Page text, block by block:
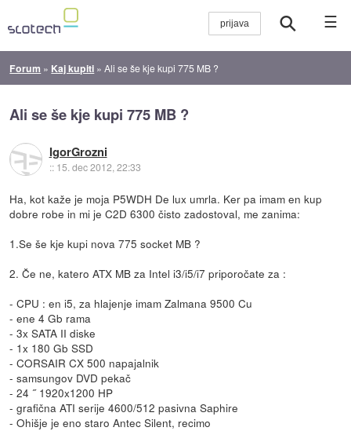
☰
Forum » Kaj kupiti »Ali se še kje kupi 775 MB ?
Ali se še kje kupi 775 MB ?
IgorGrozni
:: 15. dec 2012, 22:33
Ha, kot kaže je moja P5WDH De lux umrla. Ker pa imam en kup
dobre robe in mi je C2D 6300 čisto zadostoval, me zanima:
1.Se še kje kupi nova 775 socket MB ?
2. Če ne, katero ATX MB za Intel i3/i5/i7 priporočate za :
- CPU : en i5, za hlajenje imam Zalmana 9500 Cu
- ene 4 Gb rama
- 3x SATA II diske
- 1x 180 Gb SSD
- CORSAIR CX 500 napajalnik
- samsungov DVD pekač
- 24 ˝ 1920x1200 HP
- grafična ATI serije 4600/512 pasivna Saphire
- Ohišje je eno staro Antec Silent, recimo